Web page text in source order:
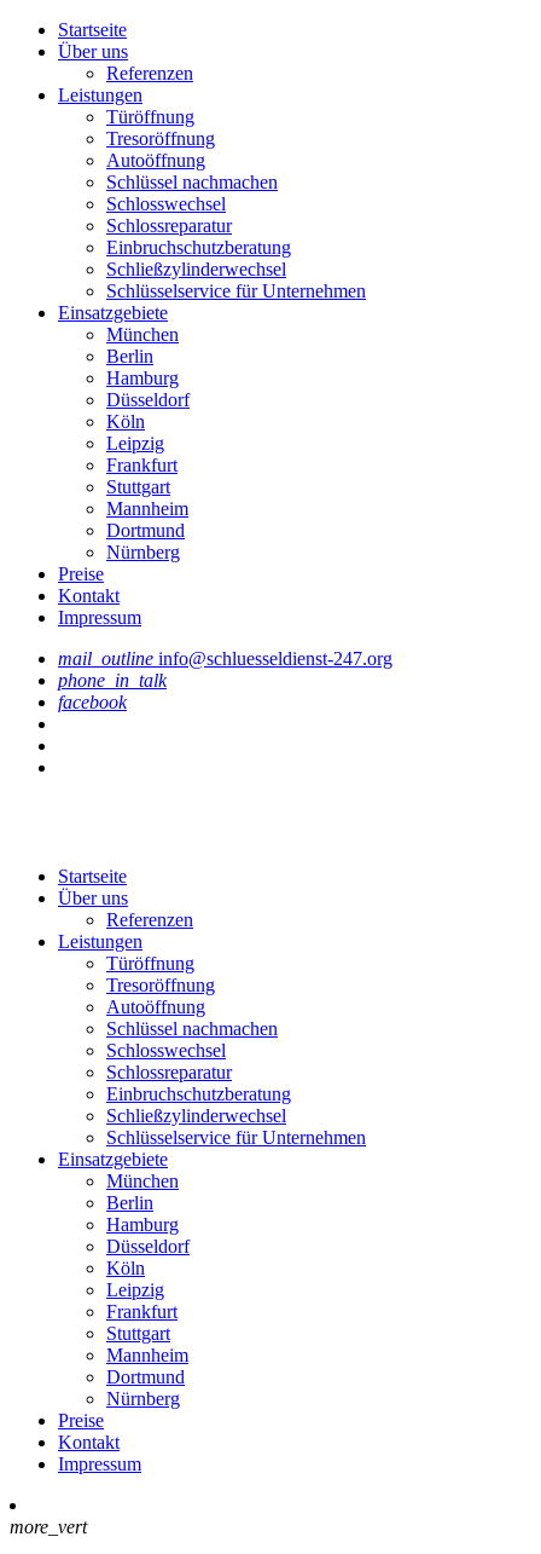
Startseite
Über uns
Referenzen
Leistungen
Türöffnung
Tresoröffnung
Аutoöffnung
Schlüssel nachmachen
Schlosswechsel
Schlossreparatur
Einbruchschutzberatung
Schließzylinderwechsel
Schlüsselservice für Unternehmen
Einsatzgebiete
München
Berlin
Hamburg
Düsseldorf
Köln
Leipzig
Frankfurt
Stuttgart
Mannheim
Dortmund
Nürnberg
Preise
Kontakt
Impressum
mail_outline info@schluesseldienst-247.org
phone_in_talk
facebook
Startseite
Über uns
Referenzen
Leistungen
Türöffnung
Tresoröffnung
Аutoöffnung
Schlüssel nachmachen
Schlosswechsel
Schlossreparatur
Einbruchschutzberatung
Schließzylinderwechsel
Schlüsselservice für Unternehmen
Einsatzgebiete
München
Berlin
Hamburg
Düsseldorf
Köln
Leipzig
Frankfurt
Stuttgart
Mannheim
Dortmund
Nürnberg
Preise
Kontakt
Impressum
more_vert